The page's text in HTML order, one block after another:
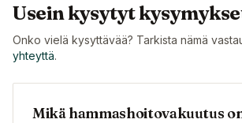
Usein kysytyt
Onko vielä kysyttävää? Tarkista nämä
yhteyttä.
Mikä hammashoitovakuutus